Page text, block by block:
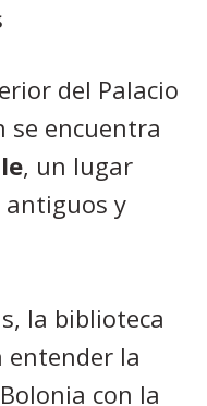
del Palacio
se encuentra
, un lugar
antiguos y
la biblioteca
entender la
con la